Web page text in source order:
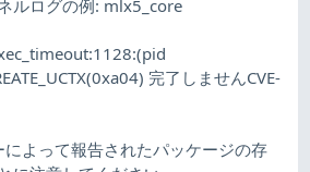
ルログの例: mlx5_core
完了しませんCVE-
よって報告されたパッケージの存